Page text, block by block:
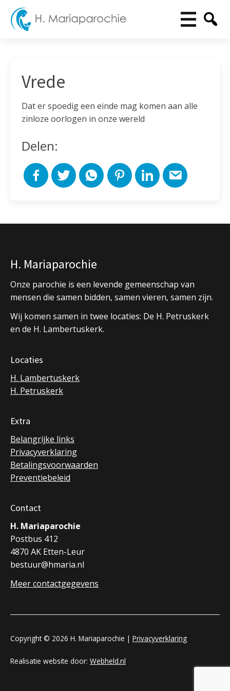
Vrede
Dat er spoedig een einde mag komen aan alle
zinloze oorlogen in onze wereld
Delen:
H. Mariaparochie
Onze parochie is een levende gemeenschap van
mensen die samen bidden, samen vieren, samen zijn.
Wij komen samen in twee locaties: De H. Petruskerk
en de H. Lambertuskerk.
Locaties
H. Lambertuskerk
H. Petruskerk
Extra
Belangrijke links
Privacyverklaring
Betalingsvoorwaarden
Preventiebeleid
Contact
H. Mariaparochie
Postbus 412
4870 AK Etten-Leur
bestuur@hmaria.nl
Meer contactgegevens
Copyright © 2026 H. Mariaparochie | Privacyverklaring
Realisatie website door: Webheld.nl